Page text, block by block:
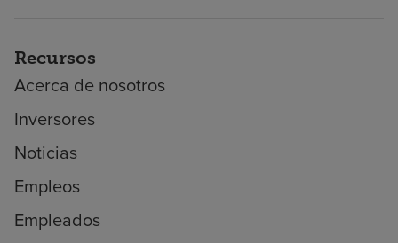
Recursos
Acerca de nosotros
Inversores
Noticias
Empleos
Empleados